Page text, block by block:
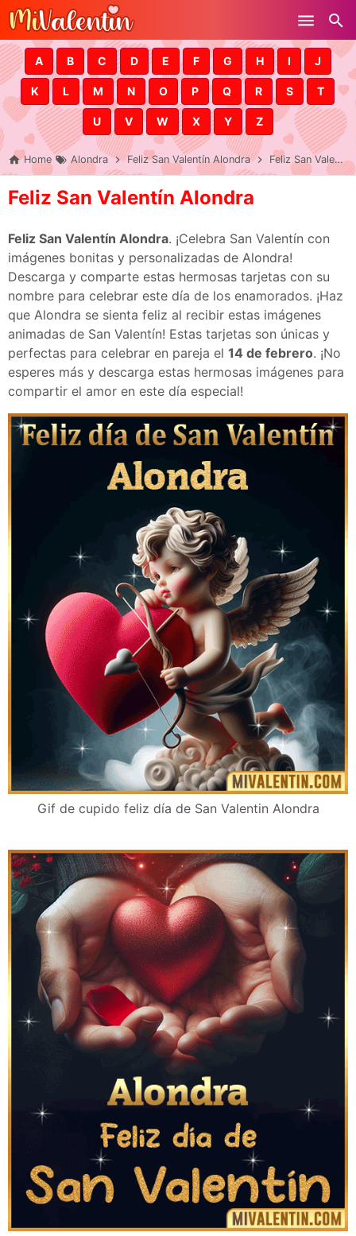
Skip to main content
A B C D E F G H I J
K L M N O P Q R S T
U V W X Y Z
Home Alondra Feliz San Valentín Alondra Feliz San Valentín Alondra
Feliz San Valentín Alondra
Feliz San Valentín Alondra. ¡Celebra San Valentín con
imágenes bonitas y personalizadas de Alondra!
Descarga y comparte estas hermosas tarjetas con su
nombre para celebrar este día de los enamorados. ¡Haz
que Alondra se sienta feliz al recibir estas imágenes
animadas de San Valentín! Estas tarjetas son únicas y
perfectas para celebrar en pareja el 14 de febrero. ¡No
esperes más y descarga estas hermosas imágenes para
compartir el amor en este día especial!
Gif de cupido feliz día de San Valentin Alondra